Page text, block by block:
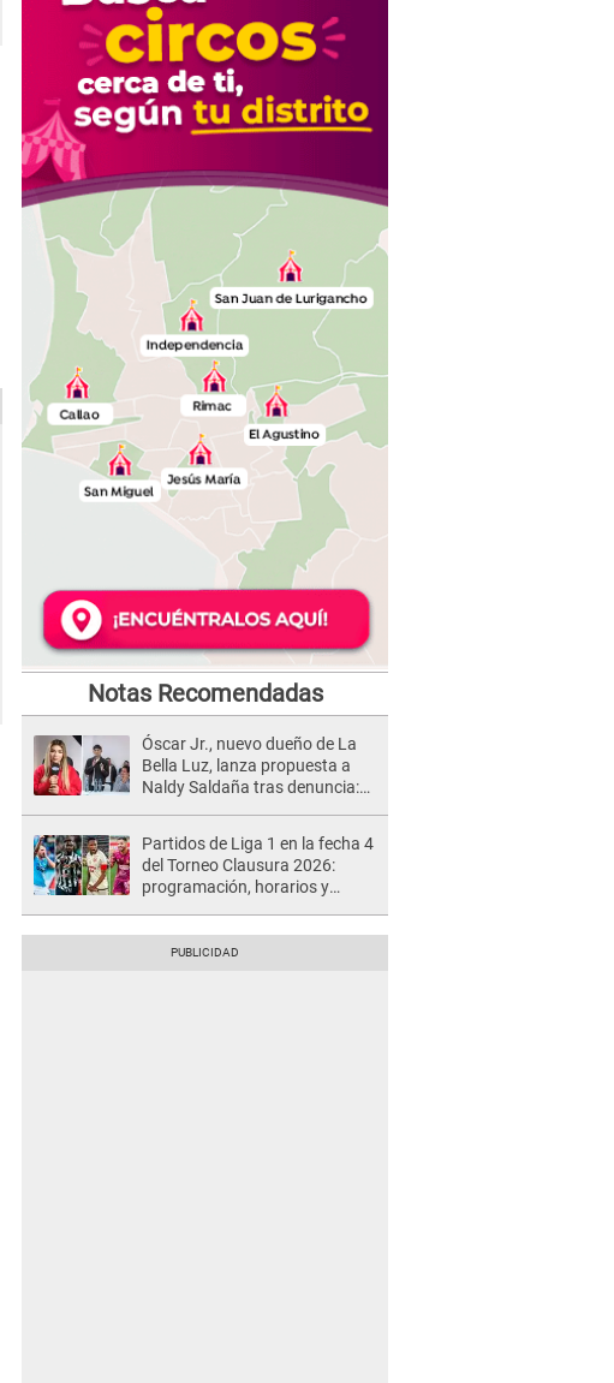
Notas Recomendadas
Óscar Jr., nuevo dueño de La
Bella Luz, lanza propuesta a
Naldy Saldaña tras denuncia:
Partidos de Liga 1 en la fecha 4
del Torneo Clausura 2026:
programación, horarios y